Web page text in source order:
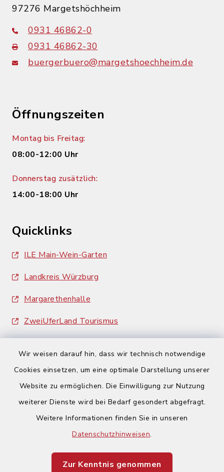
Wir weisen darauf hin, dass wir technisch notwendige
Cookies einsetzen, um eine optimale Darstellung unserer
Website zu ermöglichen. Die Einwilligung zur Nutzung
weiterer Dienste wird bei Bedarf gesondert abgefragt.
Weitere Informationen finden Sie in unseren
Datenschutzhinweisen.
Zur Kenntnis genommen
97276 Margetshöchheim
0931 46862-0
0931 46862-30
buergerbuero@margetshoechheim.de
Öffnungszeiten
Montag bis Freitag:
08:00-12:00 Uhr
Donnerstag zusätzlich:
14:00-18:00 Uhr
Quicklinks
ILE Main-Wein-Garten
Landkreis Würzburg
Margarethenhalle
ZweiUferLand Tourismus
Barrierefreiheit